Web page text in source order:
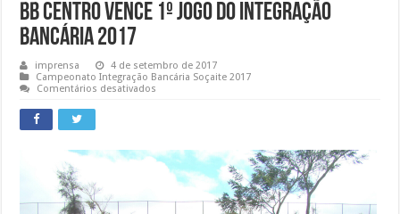
BB Centro vence 1º jogo do Integração
Bancária 2017
imprensa
4 de setembro de 2017
Campeonato Integração Bancária Soçaite 2017
Comentários desativados
do
Integração
Bancária